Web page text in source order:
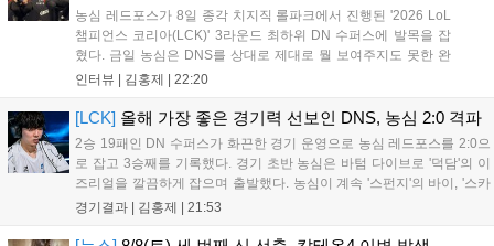
농심 레드포스가 8일 종각 치지직 롤파크에서 진행된 '2026 LoL
챔피언스 코리아(LCK)' 3라운드 최하위 DN 수퍼스에 발목을 잡
혔다. 금일 농심은 DNS를 상대로 제대로 뭘 보여주지도 못한 완
패를 당하고 말았다. 이하 농심 레드포스 최인규 감독과 '리헨즈'
인규 감독 : 모든 경...
인터뷰 | 김홍제 | 22:20
[LCK] 올해 가장 좋은 경기력 선보인 DNS, 농심 2:0 격파
2승 19패인 DN 수퍼스가 화끈한 경기 운영으로 농심 레드포스를 2:0으
로 잡고 3승째를 기록했다. 경기 초반 농심은 바텀 다이브로 '덕담'의 이
즈리얼을 깔끔하게 잡으며 출발했다. 농심이 계속 '스펀지'의 바이, '스카
웃'의 신드라가 맹활약하며 초반부터 잡은 주도권을 계속 잘 굴렸다.
었...
경기결과 | 김홍제 | 21:53